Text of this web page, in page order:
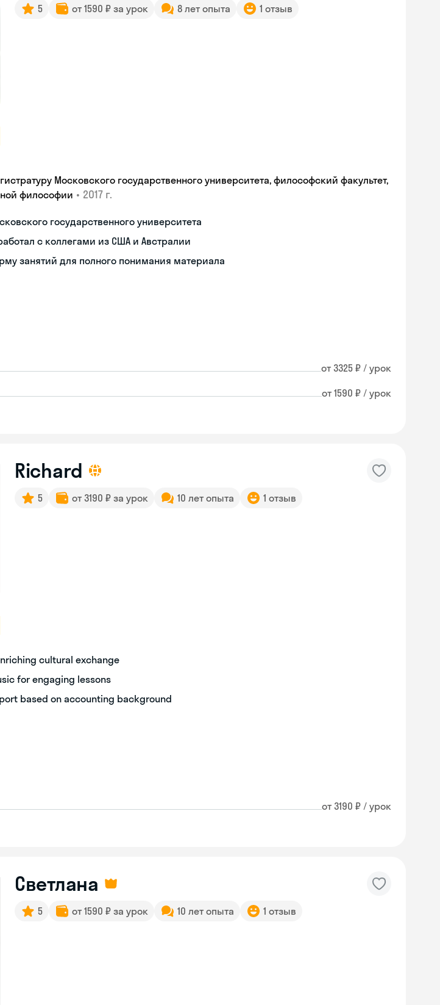
5 от 1590 ₽ за урок 8 лет опыта 1 отзыв
Московского государственного университета, философский факультет,
философии • 2017 г.
государственного университета
с коллегами из США и Австралии
занятий для полного понимания материала
от 3325 ₽ / урок
от 1590 ₽ / урок
Richard
5 от 3190 ₽ за урок 10 лет опыта 1 отзыв
cultural exchange
for engaging lessons
based on accounting background
от 3190 ₽ / урок
Светлана
5 от 1590 ₽ за урок 10 лет опыта 1 отзыв